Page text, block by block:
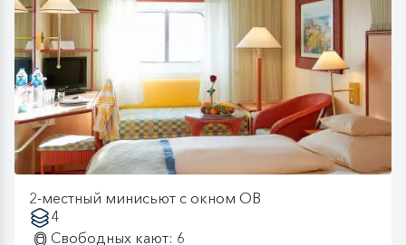
2-местный минисьют с окном OB
4
Свободных кают: 6